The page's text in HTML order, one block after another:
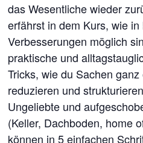
5
E
I
N
F
A
C
das Wesentliche wieder
erfährst in dem Kurs, wie
Verbesserungen möglich
praktische und
Tricks, wie du Sachen ganz
reduzieren und
Ungeliebte und
(Keller, Dachboden, home
können in 5 einfachen